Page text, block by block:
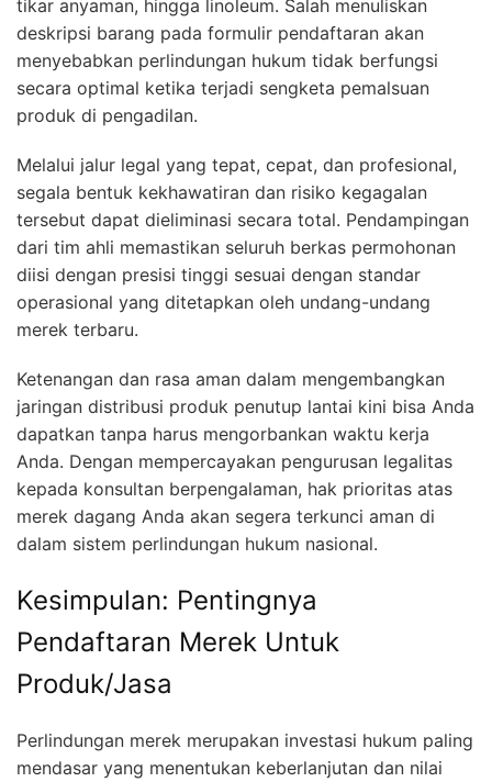
tikar anyaman, hingga linoleum. Salah menuliskan
deskripsi barang pada formulir pendaftaran akan
menyebabkan perlindungan hukum tidak berfungsi
secara optimal ketika terjadi sengketa pemalsuan
produk di pengadilan.
Melalui jalur legal yang tepat, cepat, dan profesional,
segala bentuk kekhawatiran dan risiko kegagalan
tersebut dapat dieliminasi secara total. Pendampingan
dari tim ahli memastikan seluruh berkas permohonan
diisi dengan presisi tinggi sesuai dengan standar
operasional yang ditetapkan oleh undang-undang
merek terbaru.
Ketenangan dan rasa aman dalam mengembangkan
jaringan distribusi produk penutup lantai kini bisa Anda
dapatkan tanpa harus mengorbankan waktu kerja
Anda. Dengan mempercayakan pengurusan legalitas
kepada konsultan berpengalaman, hak prioritas atas
merek dagang Anda akan segera terkunci aman di
dalam sistem perlindungan hukum nasional.
Kesimpulan: Pentingnya
Pendaftaran Merek Untuk
Produk/Jasa
Perlindungan merek merupakan investasi hukum paling
mendasar yang menentukan keberlanjutan dan nilai